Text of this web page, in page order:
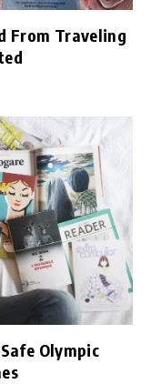
From Traveling
Olympic